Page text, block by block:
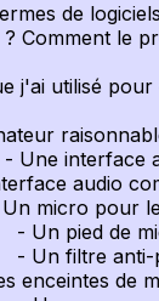
de
Comment le
j'ai utilisé
Une interface
audio
micro pour
- Un pied de
- Un filtre anti-
enceintes de